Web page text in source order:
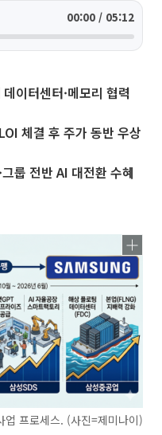
00:00 / 05:12
이터센터·메모리 협력
체결 후 주가 동반 우상
룹 전반 AI 대전환 수혜
프로세스. (사진=제미나이)